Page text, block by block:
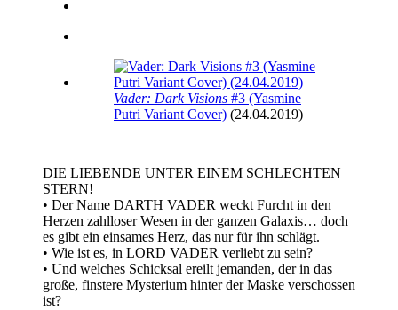
Vader: Dark Visions #3 (Yasmine
Putri Variant Cover) (24.04.2019)
DIE LIEBENDE UNTER EINEM SCHLECHTEN
STERN!
• Der Name DARTH VADER weckt Furcht in den
Herzen zahlloser Wesen in der ganzen Galaxis… doch
es gibt ein einsames Herz, das nur für ihn schlägt.
• Wie ist es, in LORD VADER verliebt zu sein?
• Und welches Schicksal ereilt jemanden, der in das
große, finstere Mysterium hinter der Maske verschossen
ist?